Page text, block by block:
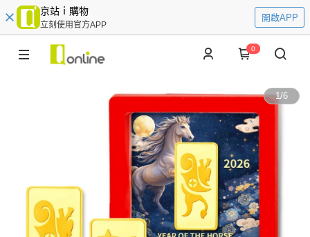
京站ｉ購物
立刻使用官方APP
開啟APP
0
1/6